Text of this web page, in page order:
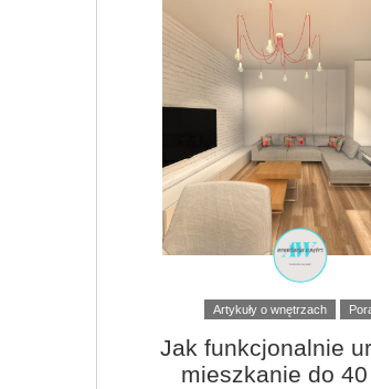
Artykuły o wnętrzach
Jak funkcjonalnie
mieszkanie do